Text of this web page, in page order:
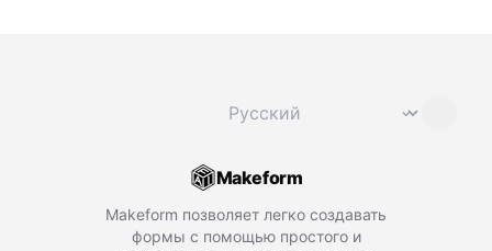
⌄
Makeform
Makeform позволяет легко создавать
формы с помощью простого и